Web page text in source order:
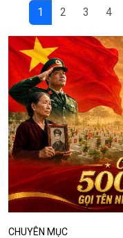
1 2 3 4
CHUYÊN MỤC